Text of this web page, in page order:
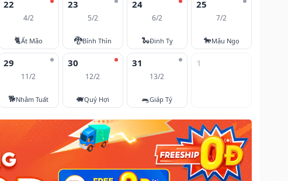
22
4/2
🐈Ất Mão
23
5/2
🐉Bính Thìn
24
6/2
🐍Đinh Tỵ
25
7/2
🐎Mậu Ngọ
29
11/2
🐕Nhâm Tuất
30
12/2
🐖Quý Hợi
31
13/2
🐀Giáp Tý
1